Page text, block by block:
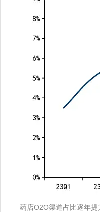
药店O2O渠道占比逐年提